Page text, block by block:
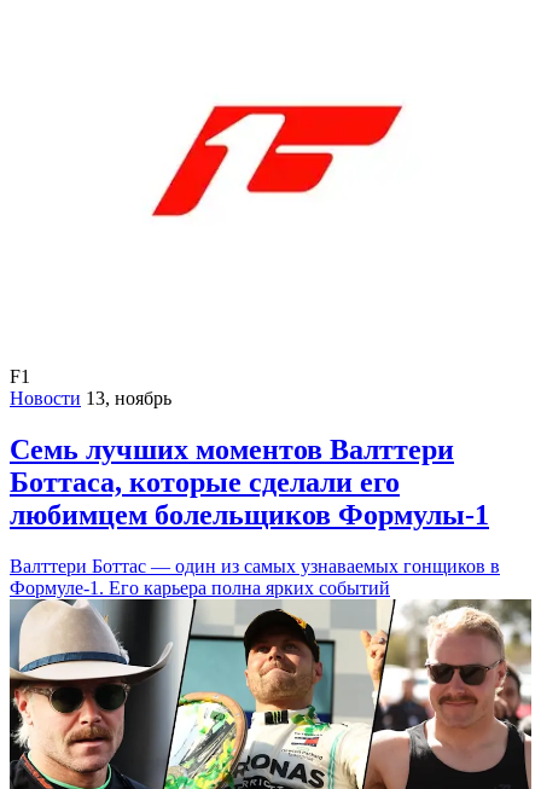
F1
Новости 13, ноябрь
Семь лучших моментов Валттери
Боттаса, которые сделали его
любимцем болельщиков Формулы-1
Валттери Боттас — один из самых узнаваемых гонщиков в
Формуле-1. Его карьера полна ярких событий